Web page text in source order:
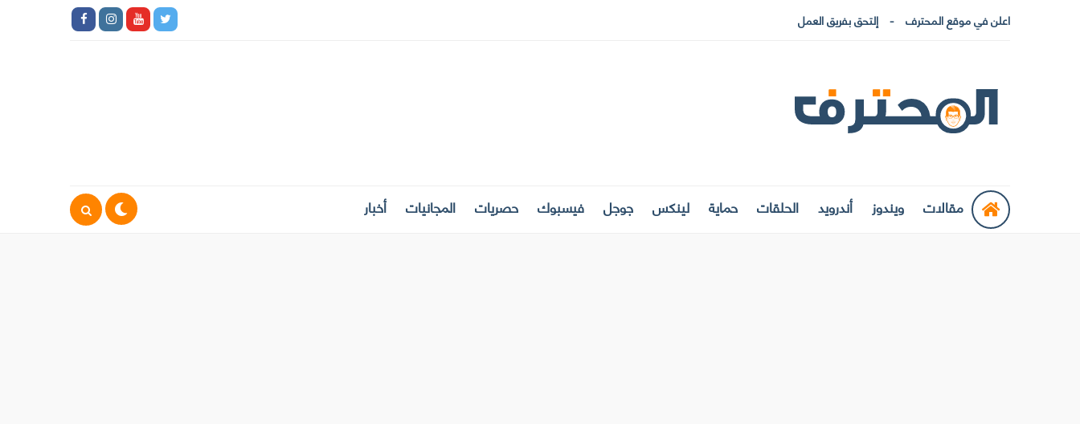
اعلن في موقع المحترف إلتحق بفريق العمل
مقالات ويندوز أندرويد الحلقات حماية لينكس جوجل فيسبوك حصريات المجانيات أخبار